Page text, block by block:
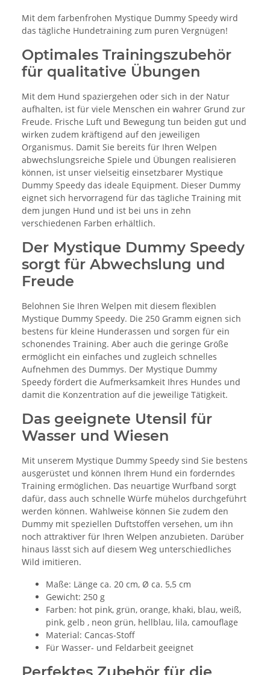
Mit dem farbenfrohen Mystique Dummy Speedy wird
das tägliche Hundetraining zum puren Vergnügen!
Optimales Trainingszubehör
für qualitative Übungen
Mit dem Hund spaziergehen oder sich in der Natur
aufhalten, ist für viele Menschen ein wahrer Grund zur
Freude. Frische Luft und Bewegung tun beiden gut und
wirken zudem kräftigend auf den jeweiligen
Organismus. Damit Sie bereits für Ihren Welpen
abwechslungsreiche Spiele und Übungen realisieren
können, ist unser vielseitig einsetzbarer Mystique
Dummy Speedy das ideale Equipment. Dieser Dummy
eignet sich hervorragend für das tägliche Training mit
dem jungen Hund und ist bei uns in zehn
verschiedenen Farben erhältlich.
Der Mystique Dummy Speedy
sorgt für Abwechslung und
Freude
Belohnen Sie Ihren Welpen mit diesem flexiblen
Mystique Dummy Speedy. Die 250 Gramm eignen sich
bestens für kleine Hunderassen und sorgen für ein
schonendes Training. Aber auch die geringe Größe
ermöglicht ein einfaches und zugleich schnelles
Aufnehmen des Dummys. Der Mystique Dummy
Speedy fördert die Aufmerksamkeit Ihres Hundes und
damit die Konzentration auf die jeweilige Tätigkeit.
Das geeignete Utensil für
Wasser und Wiesen
Mit unserem Mystique Dummy Speedy sind Sie bestens
ausgerüstet und können Ihrem Hund ein forderndes
Training ermöglichen. Das neuartige Wurfband sorgt
dafür, dass auch schnelle Würfe mühelos durchgeführt
werden können. Wahlweise können Sie zudem den
Dummy mit speziellen Duftstoffen versehen, um ihn
noch attraktiver für Ihren Welpen anzubieten. Darüber
hinaus lässt sich auf diesem Weg unterschiedliches
Wild imitieren.
Maße: Länge ca. 20 cm, Ø ca. 5,5 cm
Gewicht: 250 g
Farben: hot pink, grün, orange, khaki, blau, weiß,
pink, gelb , neon grün, hellblau, lila, camouflage
Material: Cancas-Stoff
Für Wasser- und Feldarbeit geeignet